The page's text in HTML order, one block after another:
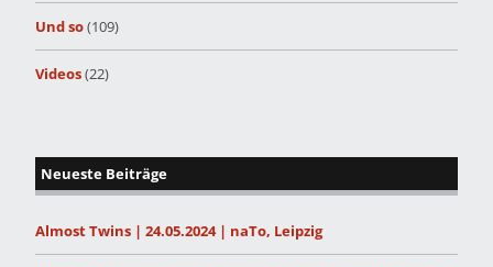
Und so(109)
Videos(22)
Neueste Beiträge
Almost Twins | 24.05.2024 | naTo, Leipzig